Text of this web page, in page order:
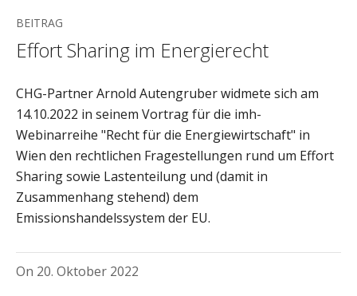
BEITRAG
Effort Sharing im Energierecht
CHG-Partner Arnold Autengruber widmete sich am
14.10.2022 in seinem Vortrag für die imh-
Webinarreihe "Recht für die Energiewirtschaft" in
Wien den rechtlichen Fragestellungen rund um Effort
Sharing sowie Lastenteilung und (damit in
Zusammenhang stehend) dem
Emissionshandelssystem der EU.
On 20. Oktober 2022